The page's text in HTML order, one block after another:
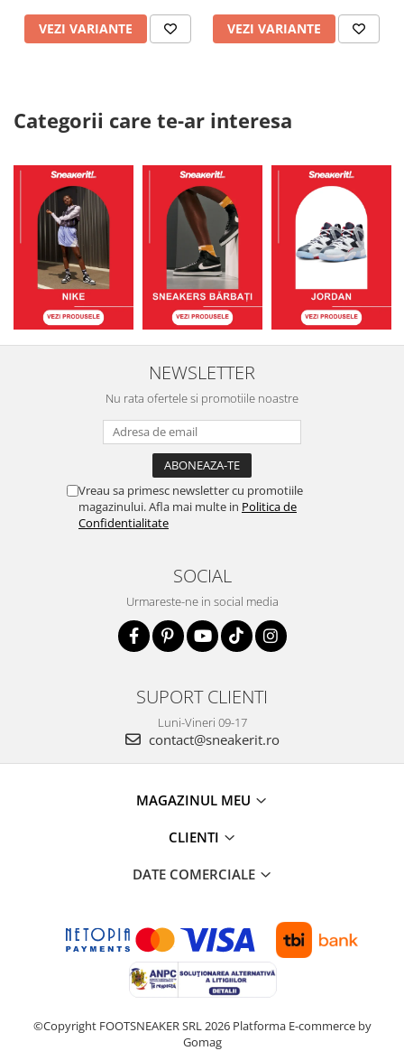
VEZI VARIANTE VEZI VARIANTE
Categorii care te-ar interesa
NEWSLETTER
Nu rata ofertele si promotiile noastre
Vreau sa primesc newsletter cu promotiile
magazinului. Afla mai multe in Politica de
Confidentialitate
SOCIAL
Urmareste-ne in social media
SUPORT CLIENTI
Luni-Vineri 09-17
contact@sneakerit.ro
MAGAZINUL MEU
CLIENTI
DATE COMERCIALE
©Copyright FOOTSNEAKER SRL 2026 Platforma E-commerce by
Gomag